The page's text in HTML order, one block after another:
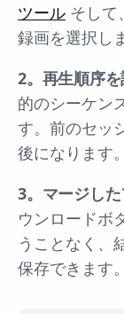
ツール そして
録画を選択し
2。再生順序を
的のシーケン
す。前のセッ
後になります。
3。マージした
ウンロードボ
うことなく、
保存できます。